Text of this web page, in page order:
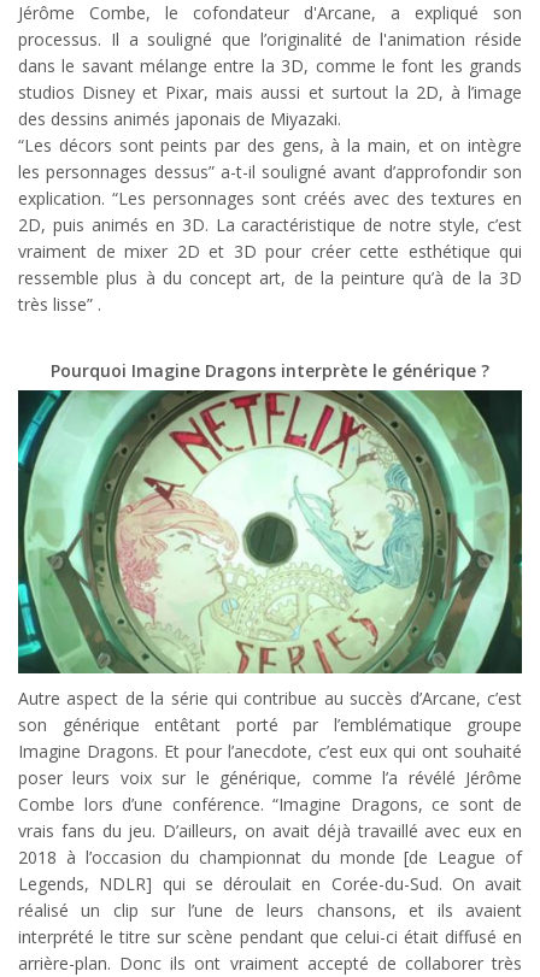
Jérôme Combe, le cofondateur d'Arcane, a expliqué son
processus. Il a souligné que l’originalité de l'animation réside
dans le savant mélange entre la 3D, comme le font les grands
studios Disney et Pixar, mais aussi et surtout la 2D, à l’image
des dessins animés japonais de Miyazaki.
“Les décors sont peints par des gens, à la main, et on intègre
les personnages dessus” a-t-il souligné avant d’approfondir son
explication. “Les personnages sont créés avec des textures en
2D, puis animés en 3D. La caractéristique de notre style, c’est
vraiment de mixer 2D et 3D pour créer cette esthétique qui
ressemble plus à du concept art, de la peinture qu’à de la 3D
très lisse” .
Pourquoi Imagine Dragons interprète le générique ?
Autre aspect de la série qui contribue au succès d’Arcane, c’est
son générique entêtant porté par l’emblématique groupe
Imagine Dragons. Et pour l’anecdote, c’est eux qui ont souhaité
poser leurs voix sur le générique, comme l’a révélé Jérôme
Combe lors d’une conférence. “Imagine Dragons, ce sont de
vrais fans du jeu. D’ailleurs, on avait déjà travaillé avec eux en
2018 à l’occasion du championnat du monde [de League of
Legends, NDLR] qui se déroulait en Corée-du-Sud. On avait
réalisé un clip sur l’une de leurs chansons, et ils avaient
interprété le titre sur scène pendant que celui-ci était diffusé en
arrière-plan. Donc ils ont vraiment accepté de collaborer très